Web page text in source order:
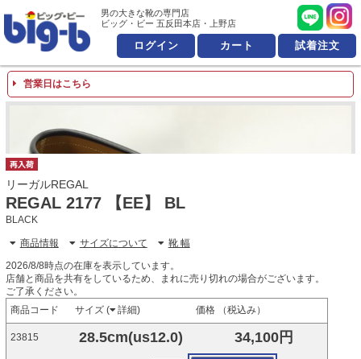
男の大きな靴の専門店 ビッ
男の大きな靴の専門店
ビッグ・ビー 五反田本店・上野店
ログイン カート 試着注文
営業日はこちら
リーガルREGAL
REGAL 2177 【EE】 BL
BLACK
商品情報 サイズについて 靴 幅
2026/8/8時点の在庫を表示しています。
店舗と商品を共有をしているため、まれに売り切れの場合がございます。
ご了承ください。
商品コード
サイズ ( 詳細) 価格 （税込み）
23815 28.5cm(us12.0) 34,100円